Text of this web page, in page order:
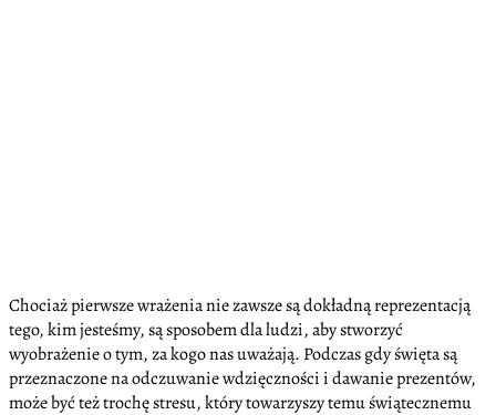
Chociaż pierwsze wrażenia nie zawsze są dokładną reprezentacją
tego, kim jesteśmy, są sposobem dla ludzi, aby stworzyć
wyobrażenie o tym, za kogo nas uważają. Podczas gdy święta są
przeznaczone na odczuwanie wdzięczności i dawanie prezentów,
może być też trochę stresu, który towarzyszy temu świątecznemu